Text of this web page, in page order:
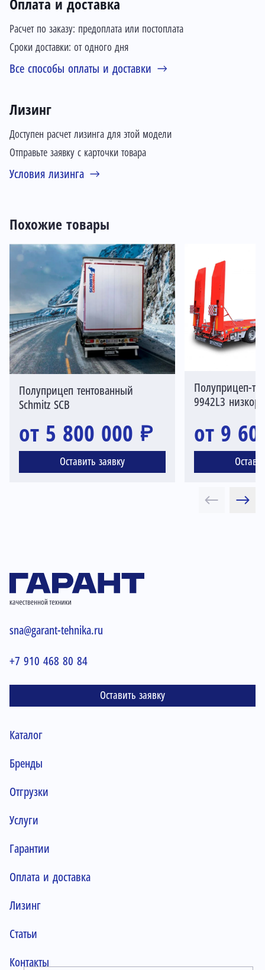
Оплата и доставка
Расчет по заказу: предоплата или постоплата
Сроки доставки: от одного дня
Все способы оплаты и доставки
Лизинг
Доступен расчет лизинга для этой модели
Отправьте заявку с карточки товара
Условия лизинга
Похожие товары
Полуприцеп тентованный
Schmitz SCB
от 5 800 000 ₽
Оставить заявку
Полуприцеп-
9942L3
от 9
sna@garant-tehnika.ru
+7 910 468 80 84
Оставить заявку
Каталог
Бренды
Отгрузки
Услуги
Гарантии
Оплата и доставка
Лизинг
Статьи
Контакты